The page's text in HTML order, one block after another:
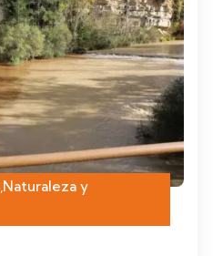
,Naturaleza y